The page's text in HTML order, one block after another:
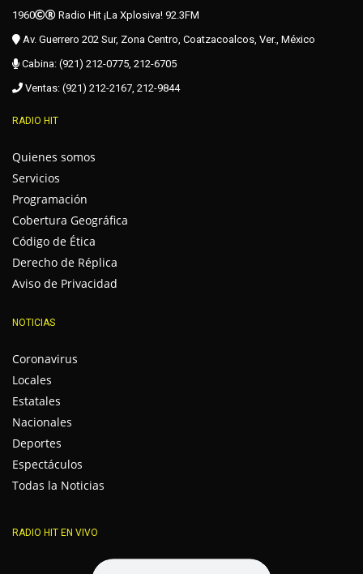
1960
Radio Hit ¡La Xplosiva! 92.3FM
Av. Guerrero 202 Sur, Zona Centro, Coatzacoalcos, Ver., México
Cabina: (921) 212-0775, 212-6705
Ventas: (921) 212-2167, 212-9844
RADIO HIT
Quienes somos
Servicios
Programación
Cobertura Geográfica
Código de Ética
Derecho de Réplica
Aviso de Privacidad
NOTICIAS
Coronavirus
Locales
Estatales
Nacionales
Deportes
Espectáculos
Todas la Noticias
RADIO HIT EN VIVO